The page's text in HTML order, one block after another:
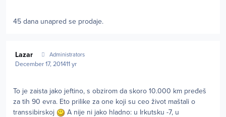
45 dana unapred se prodaje.
Lazar Administrators
December 17, 201411 yr
To je zaista jako jeftino, s obzirom da skoro 10.000 km pređeš
za tih 90 evra. Eto prilike za one koji su ceo život maštali o
transsibirskoj
A nije ni jako hladno: u Irkutsku -7, u